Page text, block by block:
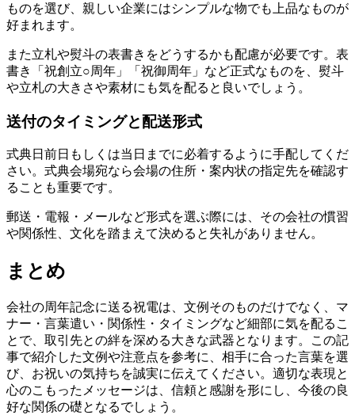
ものを選び、親しい企業にはシンプルな物でも上品なものが
好まれます。
また立札や熨斗の表書きをどうするかも配慮が必要です。表
書き「祝創立○周年」「祝御周年」など正式なものを、熨斗
や立札の大きさや素材にも気を配ると良いでしょう。
送付のタイミングと配送形式
式典日前日もしくは当日までに必着するように手配してくだ
さい。式典会場宛なら会場の住所・案内状の指定先を確認す
ることも重要です。
郵送・電報・メールなど形式を選ぶ際には、その会社の慣習
や関係性、文化を踏まえて決めると失礼がありません。
まとめ
会社の周年記念に送る祝電は、文例そのものだけでなく、マ
ナー・言葉遣い・関係性・タイミングなど細部に気を配るこ
とで、取引先との絆を深める大きな武器となります。この記
事で紹介した文例や注意点を参考に、相手に合った言葉を選
び、お祝いの気持ちを誠実に伝えてください。適切な表現と
心のこもったメッセージは、信頼と感謝を形にし、今後の良
好な関係の礎となるでしょう。